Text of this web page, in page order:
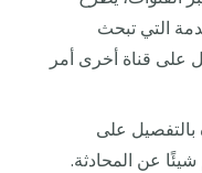
التي تبحث
على قناة أخرى أمر
على
عن المحادثة.